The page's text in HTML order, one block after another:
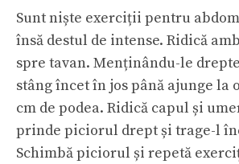
Sunt niște exerciții pentru
însă destul de intense. Ridică
spre tavan. Menținându-le
stâng încet în jos până ajunge la
cm de podea. Ridică capul și
prinde piciorul drept și trage-l
Schimbă piciorul și repetă